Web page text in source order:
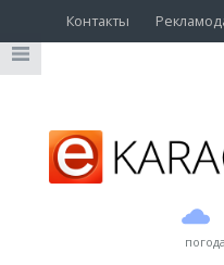
Контакты
погода
USD
EUR